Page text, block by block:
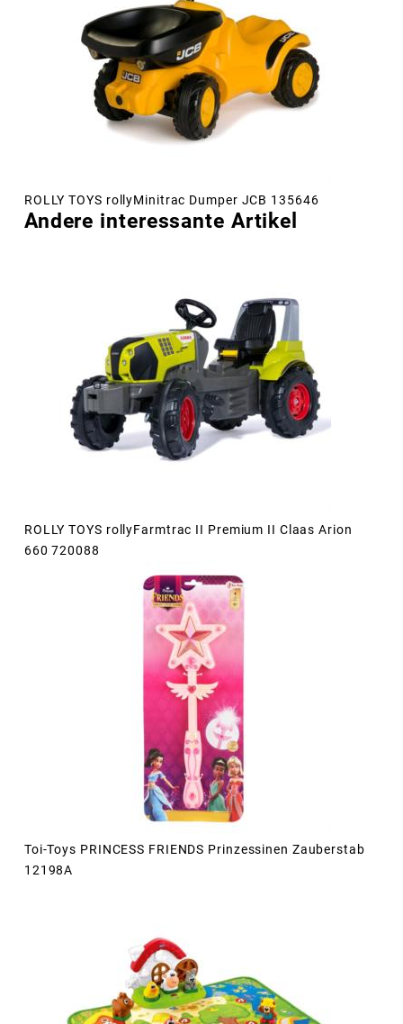
ROLLY TOYS rollyMinitrac Dumper JCB 135646
Andere interessante Artikel
ROLLY TOYS rollyFarmtrac II Premium II Claas Arion
660 720088
Toi-Toys PRINCESS FRIENDS Prinzessinen Zauberstab
12198A